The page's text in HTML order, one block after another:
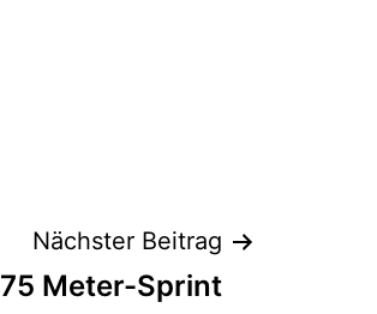
Nächster Beitrag
75 Meter-Sprint